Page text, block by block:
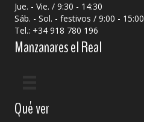
Jue. - Vie. / 9:30 - 14:30
Sáb. - Sol. - festivos / 9:00 - 15:00
Tel.: +34 918 780 196
Manzanares el Real
Qué ver